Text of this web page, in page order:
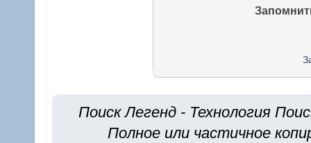
Поиск Легенд - Технология
Полное или частичное